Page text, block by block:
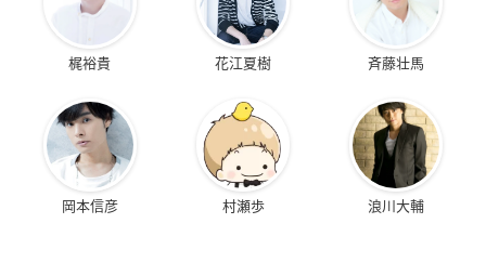
梶裕貴 花江夏樹 斉藤壮馬
岡本信彦 村瀬歩 浪川大輔